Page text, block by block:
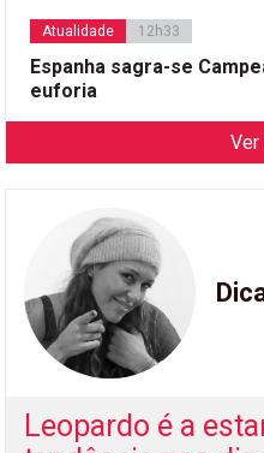
Atualidade 12h33
Espanha sagra-se
euforia
Leopardo é a